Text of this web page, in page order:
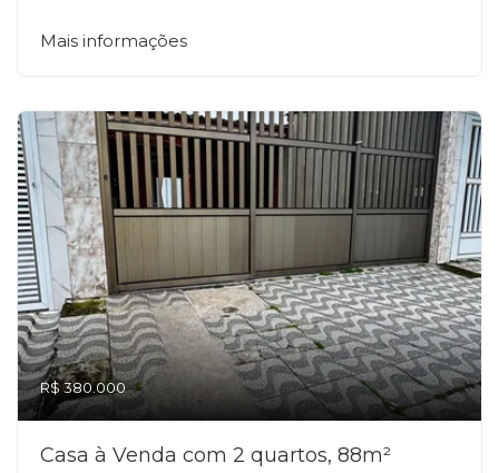
Mais informações
R$ 380.000
Casa à Venda com 2 quartos, 88m²